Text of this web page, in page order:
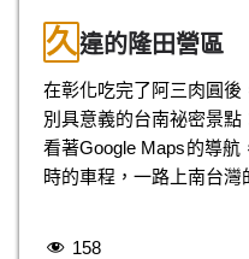
c
e
b
o
o
k
n
久違的隆田營區
在彰化吃完了阿三肉圓
別具意義的台南祕密景點
看著Google Maps的導
時的車程，一路上南台灣
158